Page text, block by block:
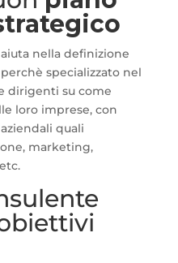
nella definizione
specializzato nel
dirigenti su come
loro imprese, con
quali
marketing,